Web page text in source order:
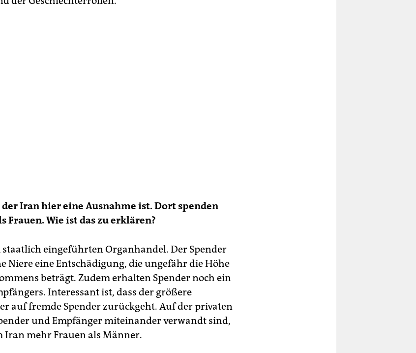
der Iran hier eine Ausnahme ist. Dort spenden
Frauen. Wie ist das zu erklären?
staatlich eingeführten Organhandel. Der Spender
Niere eine Entschädigung, die ungefähr die Höhe
beträgt. Zudem erhalten Spender noch ein
Interessant ist, dass der größere
auf fremde Spender zurückgeht. Auf der privaten
und Empfänger miteinander verwandt sind,
Iran mehr Frauen als Männer.